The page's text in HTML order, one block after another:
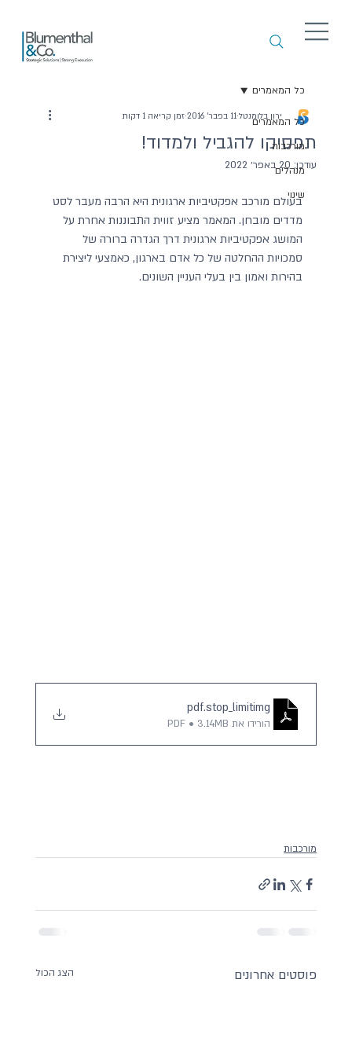
כל המאמרים
מורכבות
מנהלים
שינוי
כל המאמרים
תפסיקו להגביל ולמדוד!
ירון בלומנטל 11 בפבר׳ 2016 זמן קריאה 1 דקות
עודכן: 20 באפר׳ 2022
בעולם מורכב אפקטיביות ארגונית היא הרבה מעבר לסט
מדדים מובחן. המאמר מציע זווית התבוננות אחרת על
המושג אפקטיביות ארגונית דרך הגדרה ברורה של
סמכויות ההחלטה של כל אדם בארגון, כאמצעי ליצירת
בהירות ואמון בין בעלי העניין השונים.
stop_limitimg
.pdf
הורידו את PDF • 3.14MB
מורכבות
פוסטים אחרונים הצג הכול